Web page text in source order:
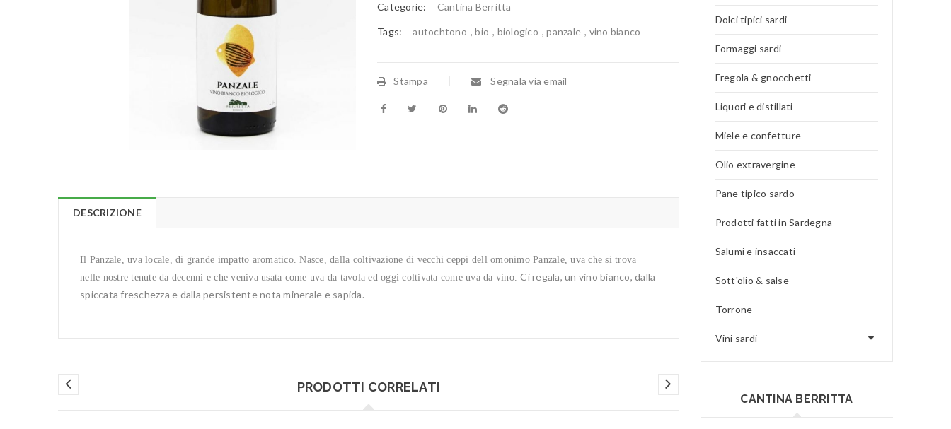
Categorie: Cantina Berritta
Tags: autochtono ,bio , biologico ,panzale , vino bianco
Stampa Segnala via email
DESCRIZIONE
Il Panzale, uva locale, di grande impatto aromatico. Nasce, dalla coltivazione di vecchi ceppi dell omonimo Panzale, uva che si trova
nelle nostre tenute da decenni e che veniva usata come uva da tavola ed oggi coltivata come uva da vino.Ci regala, un vino bianco, dalla
spiccata freschezza e dalla persistente nota minerale e sapida.
PRODOTTI CORRELATI
Dolci tipici sardi
Formaggi sardi
Fregola & gnocchetti
Liquori e distillati
Miele e confetture
Olio extravergine
Pane tipico sardo
Prodotti fatti in Sardegna
Salumi e insaccati
Sott'olio & salse
Torrone
Vini sardi
CANTINA BERRITTA